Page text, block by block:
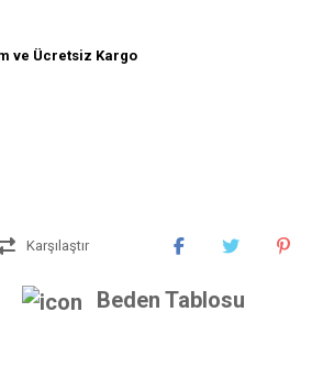
ve Ücretsiz Kargo
Karşılaştır
Beden Tablosu